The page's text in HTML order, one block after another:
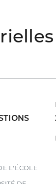
L'ÉCOLE